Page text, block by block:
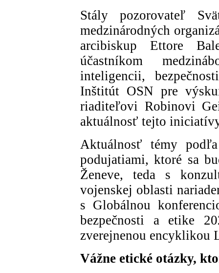
Stály pozorovateľ
medzinárodných
arcibiskup Ettore
účastníkom
inteligencii,
Inštitút OSN pre
riaditeľovi Robinovi
aktuálnosť tejto
Aktuálnosť témy
podujatiami, ktoré sa
Ženeve, teda s
vojenskej oblasti
s Globálnou
bezpečnosti a etike
zverejnenou encyklikou
Vážne etické otázky,